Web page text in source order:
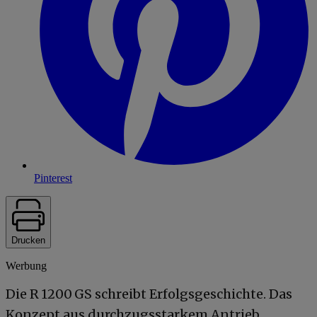
Pinterest
Drucken
Werbung
Die R 1200 GS schreibt Erfolgsgeschichte. Das